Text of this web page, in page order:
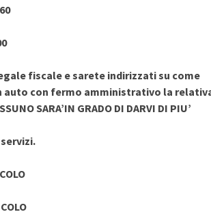
fiscale e sarete indirizzati su come
auto con fermo amministrativo la
SARA’IN GRADO DI DARVI DI PIU’